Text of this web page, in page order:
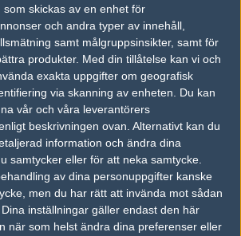
skickas av en enhet för
och andra typer av innehåll,
samt målgruppsinsikter, samt för
produkter. Med din tillåtelse kan vi och
exakta uppgifter om geografisk
via skanning av enheten. Du kan
vår och våra leverantörers
beskrivningen ovan. Alternativt kan du
information och ändra dina
samtycker eller för att neka samtycke.
av dina personuppgifter kanske
men du har rätt att invända mot sådan
inställningar gäller endast den här
när som helst ändra dina preferenser eller
"quiethell" Mårtensson
Stockholm
@quiethellis
skriv kommentar
kommentar ännu.
Upp